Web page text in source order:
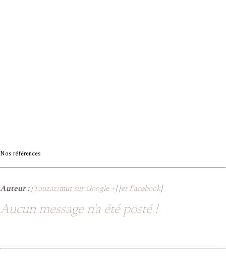
Nos références
Auteur :[Touzazimut sur Google +] [et Facebook]
Aucun message n'a été posté !